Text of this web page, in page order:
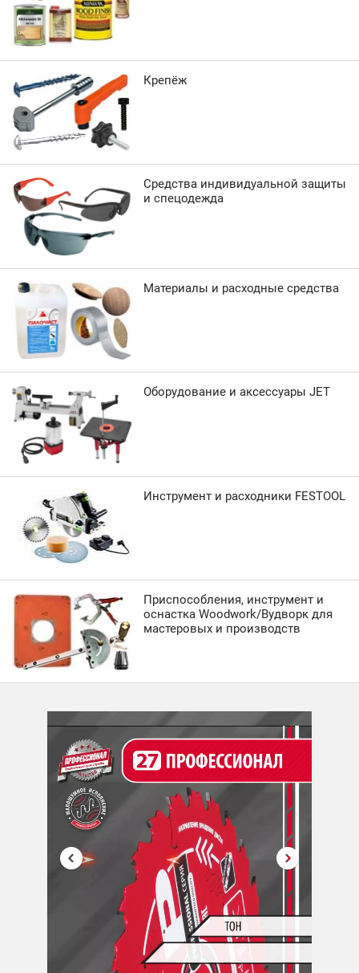
Крепёж
Средства индивидуальной защиты
и спецодежда
Материалы и расходные средства
Оборудование и аксессуары JET
Инструмент и расходники FESTOOL
Приспособления, инструмент и
оснастка Woodwork/Вудворк для
мастеровых и производств